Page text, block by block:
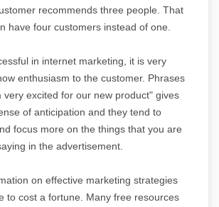
recommends three people. That
have four customers instead of one.
in internet marketing, it is very
enthusiasm to the customer. Phrases
very excited for our new product" gives
of anticipation and they tend to
focus more on the things that you are
in the advertisement.
on effective marketing strategies
to cost a fortune. Many free resources